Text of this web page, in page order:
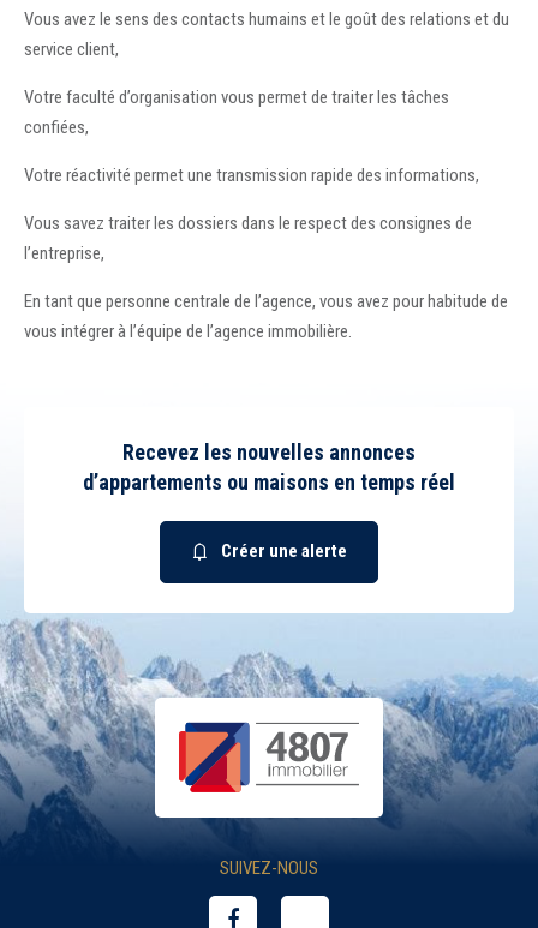
Vous avez le sens des contacts humains et le goût des relations et du
service client,
Votre faculté d’organisation vous permet de traiter les tâches
confiées,
Votre réactivité permet une transmission rapide des informations,
Vous savez traiter les dossiers dans le respect des consignes de
l’entreprise,
En tant que personne centrale de l’agence, vous avez pour habitude de
vous intégrer à l’équipe de l’agence immobilière.
Recevez les nouvelles annonces
d’appartements ou maisons en temps réel
Créer une alerte
SUIVEZ-NOUS